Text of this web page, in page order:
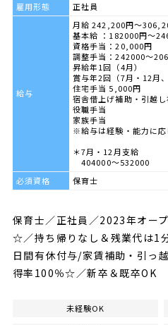
雇用形態
正社員
給与
月給 242,200円～
基本給 ：182000円～
資格手当：20,000円
調整手当：242000～
昇給年1回（4月）
賞与年2回（7月・12月
住宅手当 5,000円
宿舎借上げ補助・引越し
役職手当
家族手当
※給与は経験・能力に応
＊7月・12月支給
404000～532000
必須資格
保育士
保育士／正社員／2023年オー
☆／持ち帰りなし＆残業代は1
日間有休付与/家賃補助・引っ
得率100％☆／新卒＆既卒OK
未経験OK